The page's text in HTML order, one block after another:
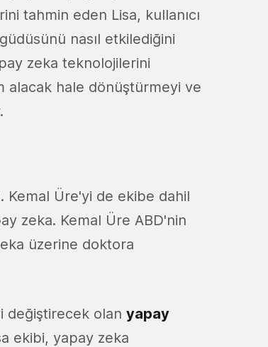
tahmin eden Lisa, kullanıcı
nasıl etkilediğini
zeka teknolojilerini
alacak hale dönüştürmeyi ve
Kemal Üre'yi de ekibe dahil
zeka. Kemal Üre ABD'nin
üzerine doktora
değiştirecek olan yapay
ekibi, yapay zeka